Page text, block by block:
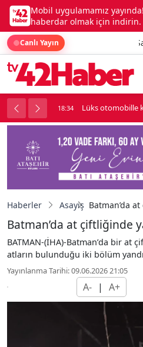
Mobil uygulamamız
haberdar olmak için indirin.
Canlı Yayın Ana
kavga çıktı 18:34 Lüks otomobille
Haberler Asayiş Batman’da
Batman’da at çiftliğinde
BATMAN-(İHA)-Batman’da bir at
atların bulunduğu iki bölüm yandı
Yayınlanma Tarihi: 09.06.2026 21:05
A- | A+